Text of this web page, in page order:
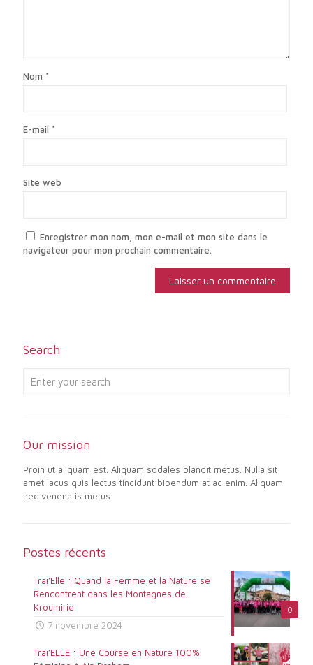
Nom *
E-mail *
Site web
Enregistrer mon nom, mon e-mail et mon site dans le
navigateur pour mon prochain commentaire.
Search
Our mission
Proin ut aliquam est. Aliquam sodales blandit metus. Nulla sit
amet lacus quis lectus tincidunt bibendum at ac enim. Aliquam
nec venenatis metus.
Postes récents
0
Trai’Elle : Quand la Femme et la Nature se
Rencontrent dans les Montagnes de
Kroumirie
7 novembre 2024
Trai’ELLE : Une Course en Nature 100%